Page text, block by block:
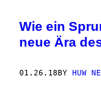
Wie ein
neue Ära
01.26.18 BY HUW